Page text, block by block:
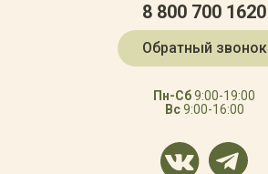
8 800 700 1620
Обратный звонок
Пн-Сб9:00-19:00
Вс9:00-16:00